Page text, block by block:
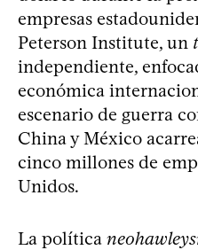
empresas
Peterson Institute, un
independiente,
económica
escenario de guerra
China y México
cinco millones de
Unidos.
La política